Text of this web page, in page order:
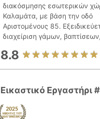
διακόσμησης εσωτερικών
Καλαμάτα, με βάση την οδό
Αριστομένους 85.
διαχείριση γάμων,
8.8
Εικαστικό Εργαστήρι